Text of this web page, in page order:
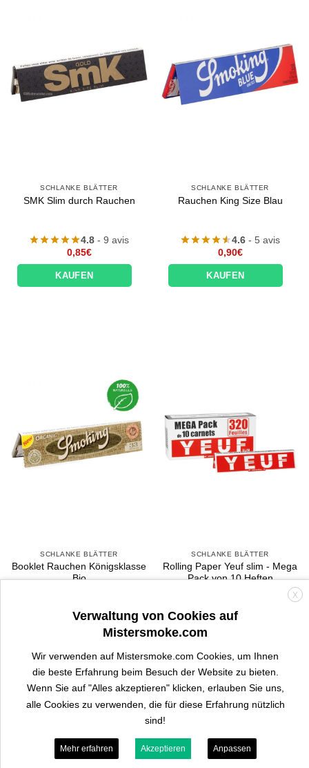
SCHLANKE BLÄTTER
SMK Slim durch Rauchen
4.8 - 9 avis
0,85€
KAUFEN
SCHLANKE BLÄTTER
Rauchen King Size Blau
4.6 - 5 avis
0,90€
KAUFEN
SCHLANKE BLÄTTER
Booklet Rauchen Königsklasse
Bio
0,90€
SCHLANKE BLÄTTER
Rolling Paper Yeuf slim - Mega
Pack von 10 Heften
6,90€
X
Verwaltung von Cookies auf
Mistersmoke.com
Wir verwenden auf Mistersmoke.com Cookies, um Ihnen
die beste Erfahrung beim Besuch der Website zu bieten.
Wenn Sie auf "Alles akzeptieren" klicken, erlauben Sie uns,
alle Cookies zu verwenden, die für diese Erfahrung nützlich
sind!
Mehr erfahren Akzeptieren Anpassen